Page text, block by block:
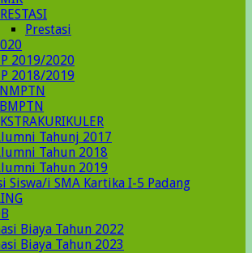
Prestasi
2019/2020
2018/2019
Tahunj 2017
Tahun 2018
Tahun 2019
Siswa/i SMA Kartika I-5 Padang
Biaya Tahun 2022
Biaya Tahun 2023